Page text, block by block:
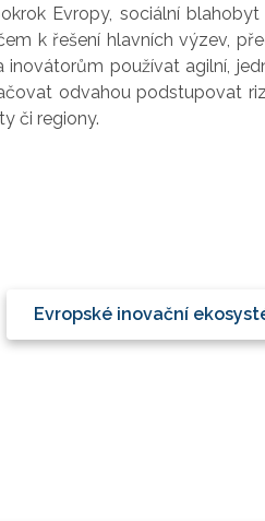
Evropy, sociální
k řešení hlavních výzev,
používat agilní,
odvahou podstupovat
či regiony.
Evropské inovační